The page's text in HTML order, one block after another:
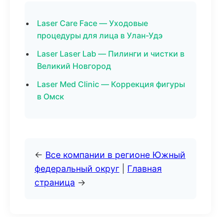
Laser Care Face — Уходовые
процедуры для лица в Улан-Удэ
Laser Laser Lab — Пилинги и чистки в
Великий Новгород
Laser Med Clinic — Коррекция фигуры
в Омск
← Все компании в регионе Южный
федеральный округ
Главная
страница →